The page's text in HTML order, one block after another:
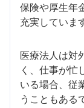
保険や厚生年
充実していま
医療法人は対
く、仕事が忙
いる場合、従
うこともある